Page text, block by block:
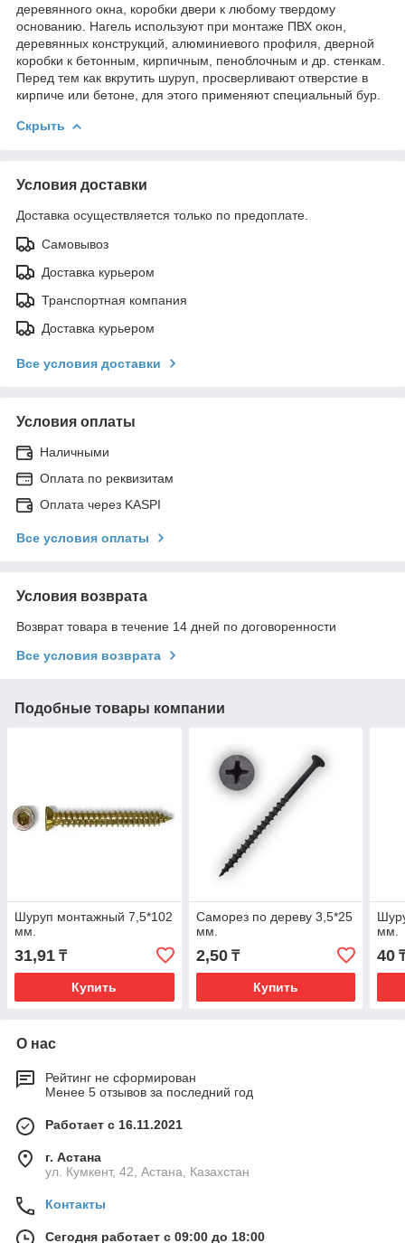
деревянного окна, коробки двери к любому твердому
основанию. Нагель используют при монтаже ПВХ окон,
деревянных конструкций, алюминиевого профиля, дверной
коробки к бетонным, кирпичным, пеноблочным и др. стенкам.
Перед тем как вкрутить шуруп, просверливают отверстие в
кирпиче или бетоне, для этого применяют специальный бур.
Скрыть
Условия доставки
Доставка осуществляется только по предоплате.
Самовывоз
Доставка курьером
Транспортная компания
Доставка курьером
Все условия доставки
Условия оплаты
Наличными
Оплата по реквизитам
Оплата через KASPI
Все условия оплаты
Условия возврата
Возврат товара в течение 14 дней по договоренности
Все условия возврата
Подобные товары компании
Шуруп монтажный 7,5*102
мм.
31,91 ₸
Купить
Саморез по дереву 3,5*25
мм.
2,50₸
Купить
мм.
40
О нас
Рейтинг не сформирован
Менее 5 отзывов за последний год
Работает с 16.11.2021
г. Астана
ул. Кумкент, 42, Астана, Казахстан
Контакты
Сегодня работает с 09:00 до 18:00